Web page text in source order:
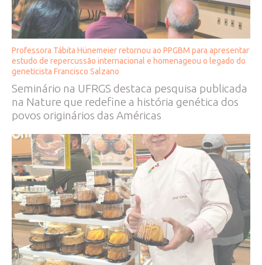
Professora Tábita Hünemeier retornou ao PPGBM para apresentar
estudo de repercussão internacional e homenageou o legado do
geneticista Francisco Salzano
Seminário na UFRGS destaca pesquisa publicada
na Nature que redefine a história genética dos
povos originários das Américas